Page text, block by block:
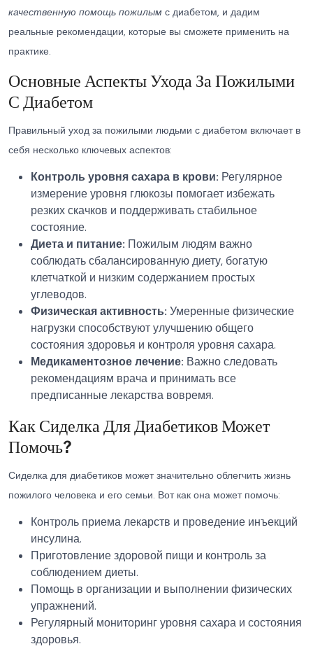
качественную помощь пожилым с диабетом, и дадим
реальные рекомендации, которые вы сможете применить на
практике.
Основные Аспекты Ухода За Пожилыми
С Диабетом
Правильный уход за пожилыми людьми с диабетом включает в
себя несколько ключевых аспектов:
Контроль уровня сахара в крови: Регулярное
измерение уровня глюкозы помогает избежать
резких скачков и поддерживать стабильное
состояние.
Диета и питание: Пожилым людям важно
соблюдать сбалансированную диету, богатую
клетчаткой и низким содержанием простых
углеводов.
Физическая активность: Умеренные физические
нагрузки способствуют улучшению общего
состояния здоровья и контроля уровня сахара.
Медикаментозное лечение: Важно следовать
рекомендациям врача и принимать все
предписанные лекарства вовремя.
Как Сиделка Для Диабетиков Может
Помочь?
Сиделка для диабетиков может значительно облегчить жизнь
пожилого человека и его семьи. Вот как она может помочь:
Контроль приема лекарств и проведение инъекций
инсулина.
Приготовление здоровой пищи и контроль за
соблюдением диеты.
Помощь в организации и выполнении физических
упражнений.
Регулярный мониторинг уровня сахара и состояния
здоровья.